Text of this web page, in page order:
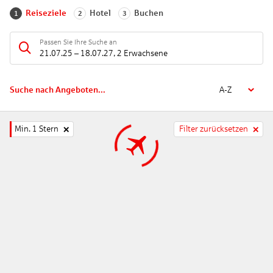
1 Reiseziele 2 Hotel 3 Buchen
Passen Sie Ihre Suche an
21.07.25 – 18.07.27, 2 Erwachsene
Suche nach Angeboten... A-Z
Min. 1 Stern Filter zurücksetzen